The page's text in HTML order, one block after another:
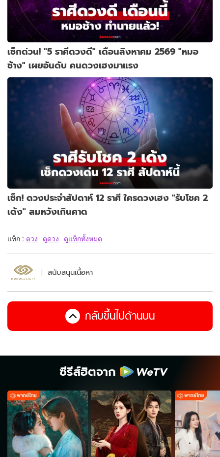
เช็กด่วน! "5 ราศีดวงดี" เดือนสิงหาคม 2569 "หมอ
ช้าง" เผยอันดับ คนดวงเฮงมาแรง
เช็ก! ดวงประจำสัปดาห์ 12 ราศี ใครดวงเฮง "รับโชค 2
เด้ง" สมหวังเกินคาด
แท็ก : ดวง ดูดวง ดูแท็กทั้งหมด
สนับสนุนเนื้อหา
กลับขึ้นไปด้านบน
ซีรีส์ฮิตจาก